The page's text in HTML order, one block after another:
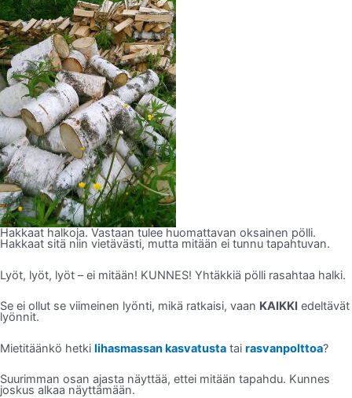
Hakkaat halkoja. Vastaan tulee huomattavan oksainen pölli.
Hakkaat sitä niin vietävästi, mutta mitään ei tunnu tapahtuvan.
Lyöt, lyöt, lyöt – ei mitään! KUNNES! Yhtäkkiä pölli rasahtaa halki.
Se ei ollut se viimeinen lyönti, mikä ratkaisi, vaan KAIKKI edeltävät
lyönnit.
Mietitäänkö hetki lihasmassan kasvatusta tai rasvanpolttoa?
Suurimman osan ajasta näyttää, ettei mitään tapahdu. Kunnes
joskus alkaa näyttämään.